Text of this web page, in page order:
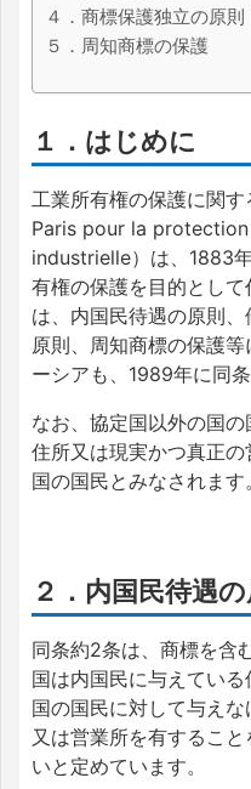
４．商標保護独立の原則
５．周知商標の保護
１．はじめに
工業所有権の保護に関
Paris pour la
industrielle）は、1883
有権の保護を目的とし
は、内国民待遇の原則
原則、周知商標の保護
ーシアも、1989年に同
なお、協定国以外の国
住所又は現実かつ真正
国の国民とみなされます。
２．内国民待遇の
同条約2条は、商標を含
国は内国民に与えてい
国の国民に対して与え
又は営業所を有するこ
いと定めています。